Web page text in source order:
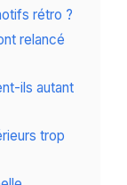
rétro ?
relancé
ils autant
trop